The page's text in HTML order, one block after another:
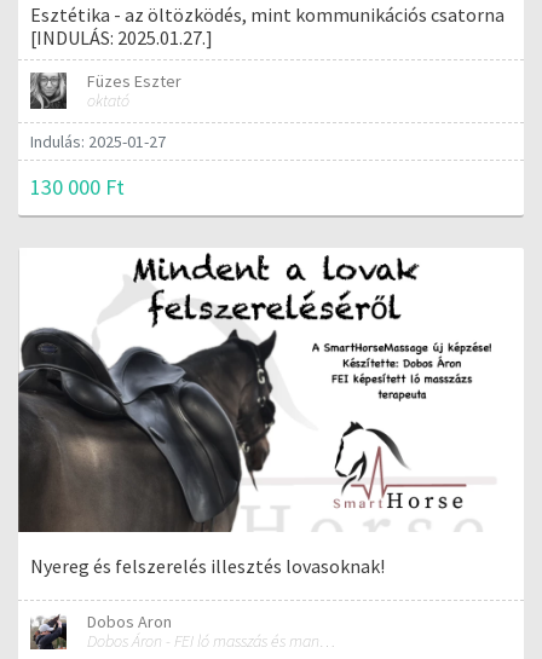
Esztétika - az öltözködés, mint kommunikációs csatorna
[INDULÁS: 2025.01.27.]
Füzes Eszter
oktató
Indulás: 2025-01-27
130 000 Ft
Nyereg és felszerelés illesztés lovasoknak!
Dobos Aron
Dobos Áron - FEI ló masszás és manuálterapeuta